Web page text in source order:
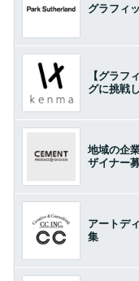
グラフィ
【グラフ
グに挑戦
地域の企
ザイナー募
アートデ
集